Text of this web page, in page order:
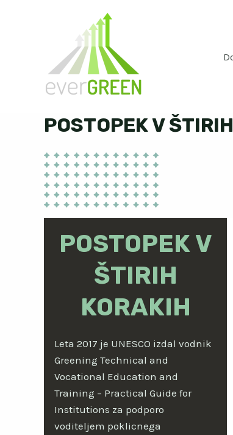
POSTOPEK V
POSTOPEK V
ŠTIRIH
KORAKIH
Leta 2017 je UNESCO izdal vodnik
Greening Technical and
Vocational Education and
Training – Practical Guide for
Institutions za podporo
voditeljem poklicnega